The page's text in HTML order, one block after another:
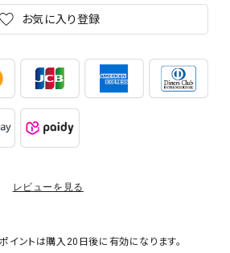
お気に入り登録
レビューを見る
イントは購入20日後に有効になります。